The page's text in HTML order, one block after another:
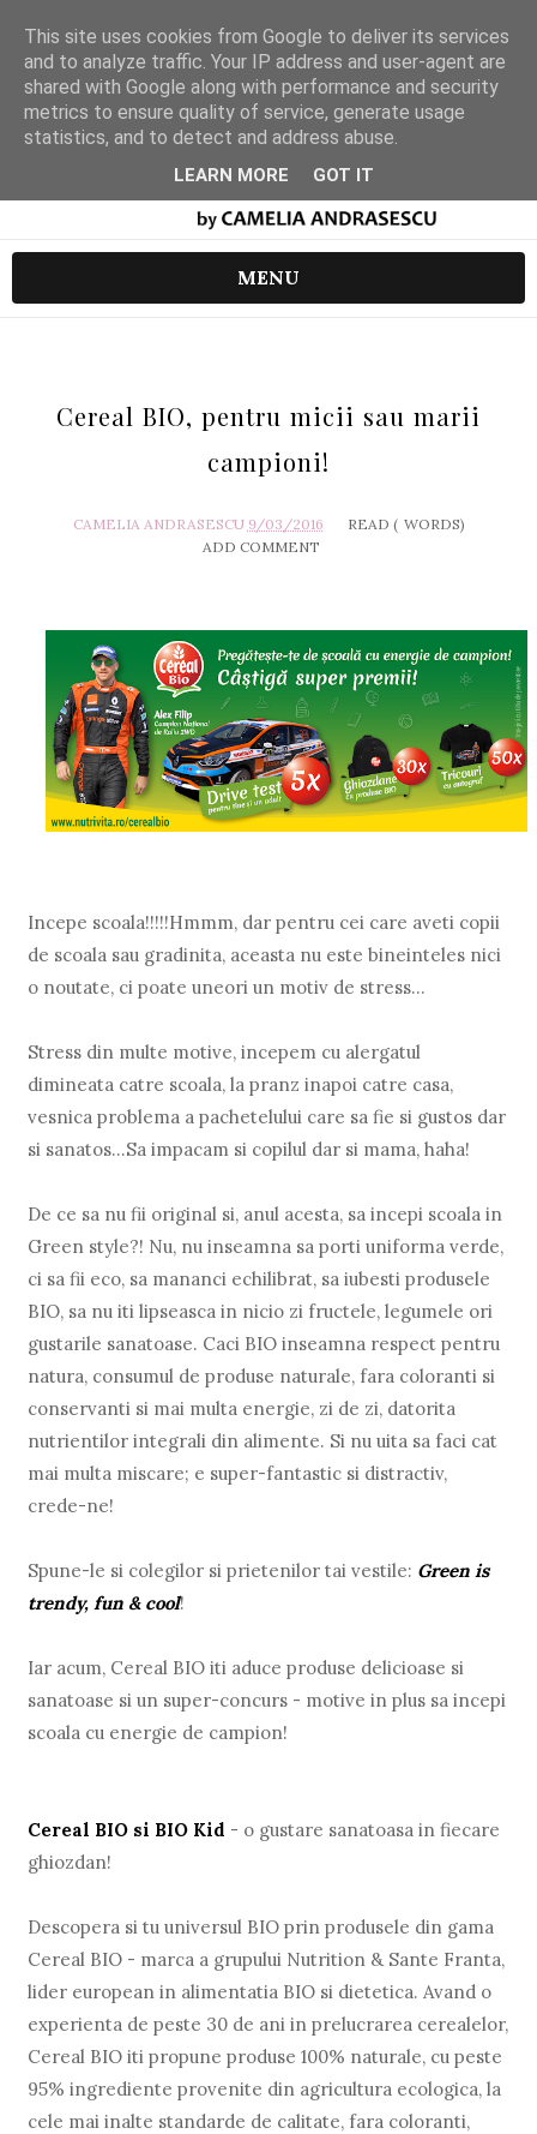
MENU
Cereal BIO, pentru micii sau marii
campioni!
CAMELIA ANDRASESCU 9/03/2016 READ ( WORDS)
ADD COMMENT
Incepe scoala!!!!!Hmmm, dar pentru cei care aveti copii
de scoala sau gradinita, aceasta nu este bineinteles nici
o noutate, ci poate uneori un motiv de stress...
Stress din multe motive, incepem cu alergatul
dimineata catre scoala, la pranz inapoi catre casa,
vesnica problema a pachetelului care sa fie si gustos dar
si sanatos...Sa impacam si copilul dar si mama, haha!
De ce sa nu fii original si, anul acesta, sa incepi scoala in
Green style?! Nu, nu inseamna sa porti uniforma verde,
ci sa fii eco, sa mananci echilibrat, sa iubesti produsele
BIO, sa nu iti lipseasca in nicio zi fructele, legumele ori
gustarile sanatoase. Caci BIO inseamna respect pentru
natura, consumul de produse naturale, fara coloranti si
conservanti si mai multa energie, zi de zi, datorita
nutrientilor integrali din alimente. Si nu uita sa faci cat
mai multa miscare; e super-fantastic si distractiv,
crede-ne!
Spune-le si colegilor si prietenilor tai vestile: Green is
trendy, fun & cool!
Iar acum, Cereal BIO iti aduce produse delicioase si
sanatoase si un super-concurs - motive in plus sa incepi
scoala cu energie de campion!
Cereal BIO si BIO Kid - o gustare sanatoasa in fiecare
ghiozdan!
Descopera si tu universul BIO prin produsele din gama
Cereal BIO - marca a grupului Nutrition & Sante Franta,
lider european in alimentatia BIO si dietetica. Avand o
experienta de peste 30 de ani in prelucrarea cerealelor,
Cereal BIO iti propune produse 100% naturale, cu peste
95% ingrediente provenite din agricultura ecologica, la
cele mai inalte standarde de calitate, fara coloranti,
This site uses cookies from Google to deliver its services
and to analyze traffic. Your IP address and user-agent are
shared with Google along with performance and security
metrics to ensure quality of service, generate usage
statistics, and to detect and address abuse.
LEARN MORE GOT IT